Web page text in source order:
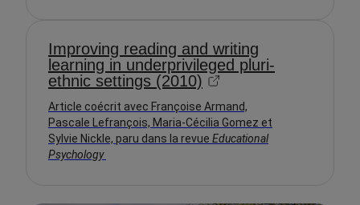
Improving reading and writing
learning in underprivileged pluri-
ethnic settings (2010)
Article coécrit avec Françoise Armand,
Pascale Lefrançois, Maria-Cécilia Gomez et
Sylvie Nickle, paru dans la revue Educational
Psychology